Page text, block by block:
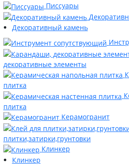
Писсуары
Декоративный камень
декоративные элементы
плитка
плитка
Керамогранит
плитки,затирки,грунтовки
Клинкер
Клинкер